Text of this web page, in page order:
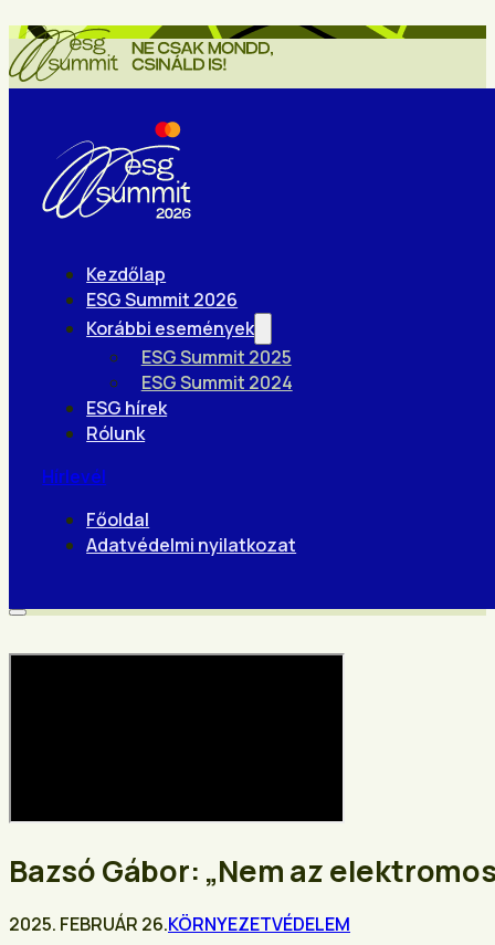
Kezdőlap
ESG Summit 2026
Korábbi események
ESG Summit 2025
ESG Summit 2024
ESG hírek
Rólunk
Hírlevél
Főoldal
Adatvédelmi nyilatkozat
Bazsó Gábor: „Nem az
2025. FEBRUÁR 26.KÖRNYEZETVÉDELEM